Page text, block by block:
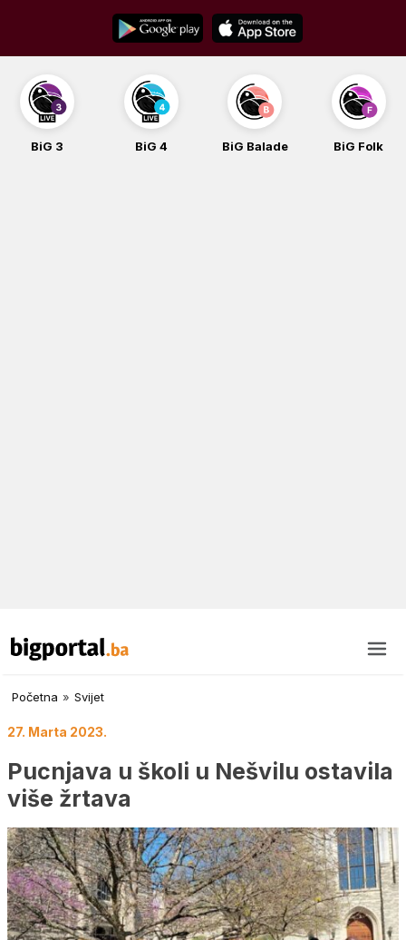
content
BiG 4 BiG Balade BiG Folk BiG iG
Početna » Svijet
27. Marta 2023.
Pucnjava u školi u Nešvilu ostavila
više žrtava